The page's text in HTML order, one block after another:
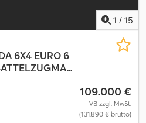
1 / 15
6X4 EURO 6
109.000 €
VB zzgl. MwSt.
(131.890 € brutto)